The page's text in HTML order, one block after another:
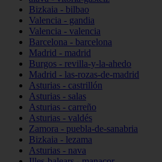
Bizkaia - bilbao
Valencia - gandia
Valencia - valencia
Barcelona - barcelona
Madrid - madrid
Burgos - revilla-y-la-ahedo
Madrid - las-rozas-de-madrid
Asturias - castrillón
Asturias - salas
Asturias - carreño
Asturias - valdés
Zamora - puebla-de-sanabria
Bizkaia - lezama
Asturias - nava